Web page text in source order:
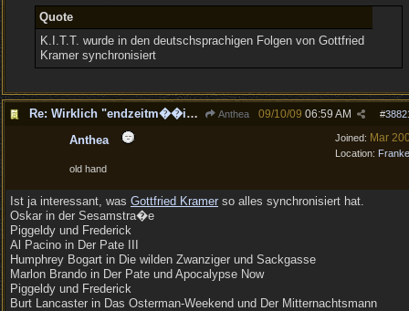
Quote
K.I.T.T. wurde in den deutschsprachigen Folgen von Gottfried
Kramer synchronisiert
Re: Wirklich "endzeitm��ig", oder was?! Anthea #
09/10/09 06:59 AM
Joined: Mar
Location:
Anthea
old hand
Ist ja interessant, was Gottfried Kramer so alles synchronisiert hat.
Oskar in der Sesamstra�e
Piggeldy und Frederick
Al Pacino in Der Pate III
Humphrey Bogart in Die wilden Zwanziger und Sackgasse
Marlon Brando in Der Pate und Apocalypse Now
Piggeldy und Frederick
Burt Lancaster in Das Osterman-Weekend und Der Mitternachtsmann